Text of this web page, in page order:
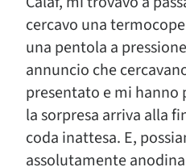
cercavo una
una pentola a
annuncio che
presentato e mi hanno
la sorpresa arriva alla
coda inattesa. E,
assolutamente